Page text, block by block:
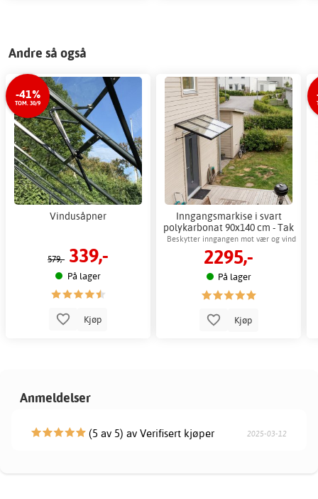
Andre så også
-41%
TOM. 30/9
Vindusåpner
579,- 339,-
På lager
Kjøp
Inngangsmarkise i svart
polykarbonat 90x140 cm - Tak
over dør
Beskytter inngangen mot vær og vind
2295,-
På lager
Kjøp
Anmeldelser
(5 av 5) av Verifisert kjøper 2025-03-12